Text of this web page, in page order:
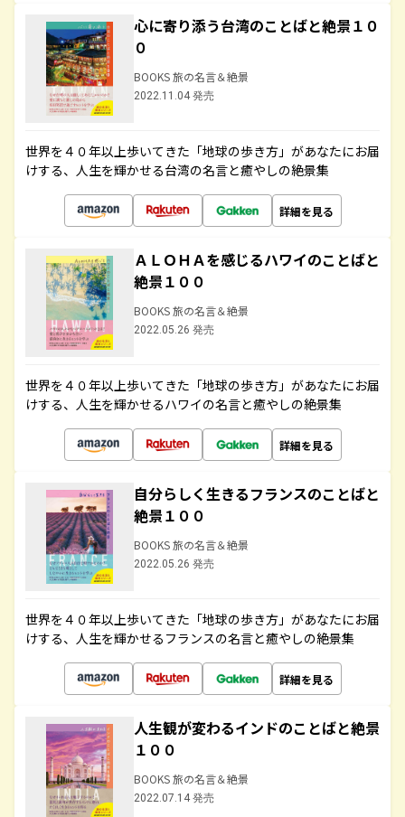
心に寄り添う台湾のことばと絶景１０
０
BOOKS 旅の名言＆絶景
2022.11.04 発売
世界を４０年以上歩いてきた「地球の歩き方」があなたにお届
けする、人生を輝かせる台湾の名言と癒やしの絶景集
詳細を見る
ＡＬＯＨＡを感じるハワイのことばと
絶景１００
BOOKS 旅の名言＆絶景
2022.05.26 発売
世界を４０年以上歩いてきた「地球の歩き方」があなたにお届
けする、人生を輝かせるハワイの名言と癒やしの絶景集
詳細を見る
自分らしく生きるフランスのことばと
絶景１００
BOOKS 旅の名言＆絶景
2022.05.26 発売
世界を４０年以上歩いてきた「地球の歩き方」があなたにお届
けする、人生を輝かせるフランスの名言と癒やしの絶景集
詳細を見る
人生観が変わるインドのことばと絶景
１００
BOOKS 旅の名言＆絶景
2022.07.14 発売